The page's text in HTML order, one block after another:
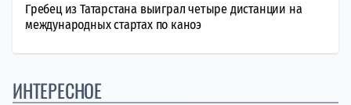
Гребец из Татарстана выиграл четыре дистанции на
международных стартах по каноэ
ИНТЕРЕСНОЕ